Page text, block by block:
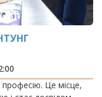
Це місце,